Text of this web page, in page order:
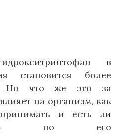
в
становится более
Но что же это за
на организм, как
и есть ли
по его